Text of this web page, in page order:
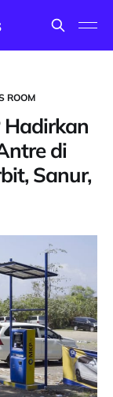
ROOM
Hadirkan
di
Sanur,